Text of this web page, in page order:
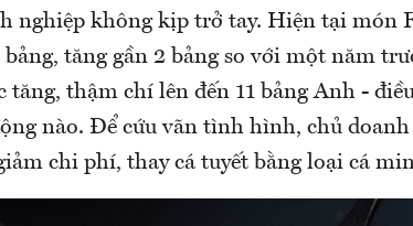
nghiệp không kịp trở tay. Hiện tại món
bảng, tăng gần 2 bảng so với một năm
tăng, thậm chí lên đến 11 bảng Anh -
nào. Để cứu vãn tình hình, chủ
chi phí, thay cá tuyết bằng loại cá